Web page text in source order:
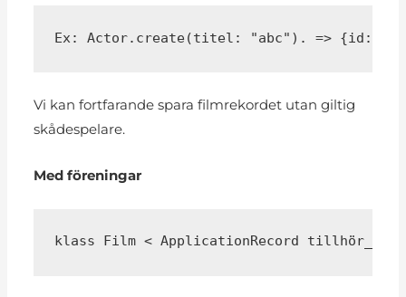
Ex: Actor.create(titel: "abc"). => {id: 1,
Vi kan fortfarande spara filmrekordet utan giltig
skådespelare.
Med föreningar
klass Film < ApplicationRecord